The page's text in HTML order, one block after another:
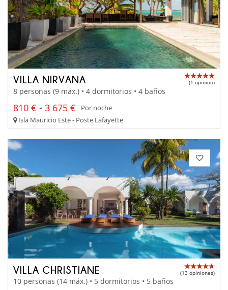
VILLA NIRVANA (1 opinion)
8 personas (9 máx.) • 4 dormitorios • 4 baños
810 € - 3 675 €
Por noche
Isla Mauricio Este - Poste Lafayette
VILLA CHRISTIANE (13 opiniones)
10 personas (14 máx.) • 5 dormitorios • 5 baños